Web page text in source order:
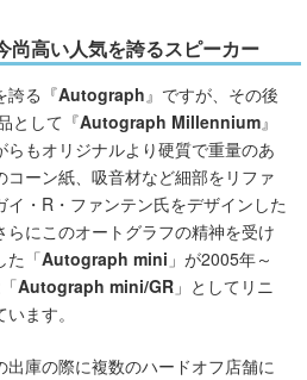
尚高い人気を誇るスピーカー
誇る『Autograph』ですが、その後
として『Autograph Millennium』
もオリジナルより硬質で重量のあ
ーン紙、吸音材など細部をリファ
・R・ファンテン氏をデザインした
にこのオートグラフの精神を受け
た「Autograph mini 」が2005年～
Autograph mini/GR 」としてリニ
ます。
庫の際に複数のハードオフ店舗に